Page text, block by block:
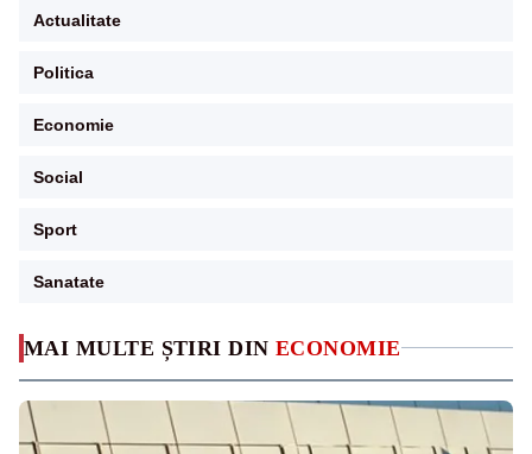
MAI MULTE ȘTIRI DIN ECONOMIE
Actualitate
Politica
Economie
Social
Sport
Sanatate